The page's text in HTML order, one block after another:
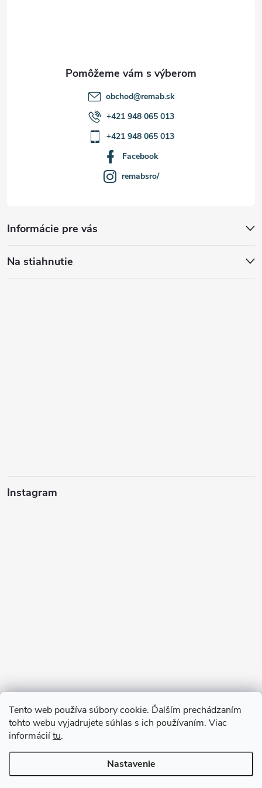
Tento web používa súbory cookie. Ďalším prechádzaním
tohto webu vyjadrujete súhlas s ich používaním. Viac
informáciítu.
Nastavenie
Informácie pre vás
Na stiahnutie
Instagram
Sledovať na Instagrame
obchod@remab.sk
+421 948 065 013
+421 948 065 013
Facebook
remabsro/